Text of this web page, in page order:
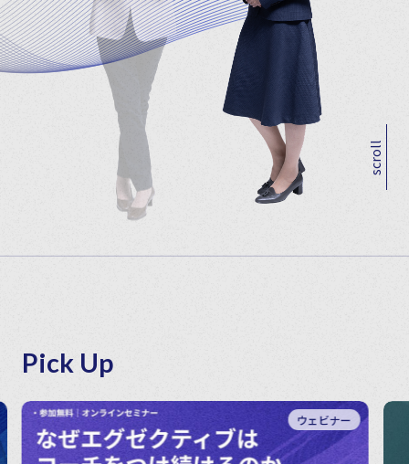
scroll
Pick Up
ウェビナー